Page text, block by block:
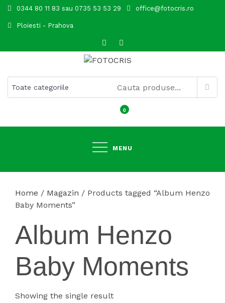
Skip
content
0344 80 11 83 sau 0735 53 53 29 office@fotocris.ro
Ploiesti - Prahova
FOTOCRIS
0
MENU
Home / Magazin / Products tagged “Album Henzo
Baby Moments”
Album Henzo
Baby Moments
Showing the single result